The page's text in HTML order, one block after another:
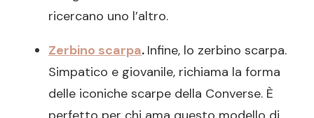
ricercano uno l’altro.
Zerbino scarpa. Infine, lo zerbino scarpa.
Simpatico e giovanile, richiama la forma
delle iconiche scarpe della Converse. È